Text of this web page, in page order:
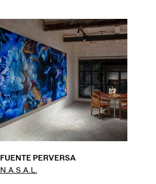
FUENTE PERVERSA
N.A.S.A.L.